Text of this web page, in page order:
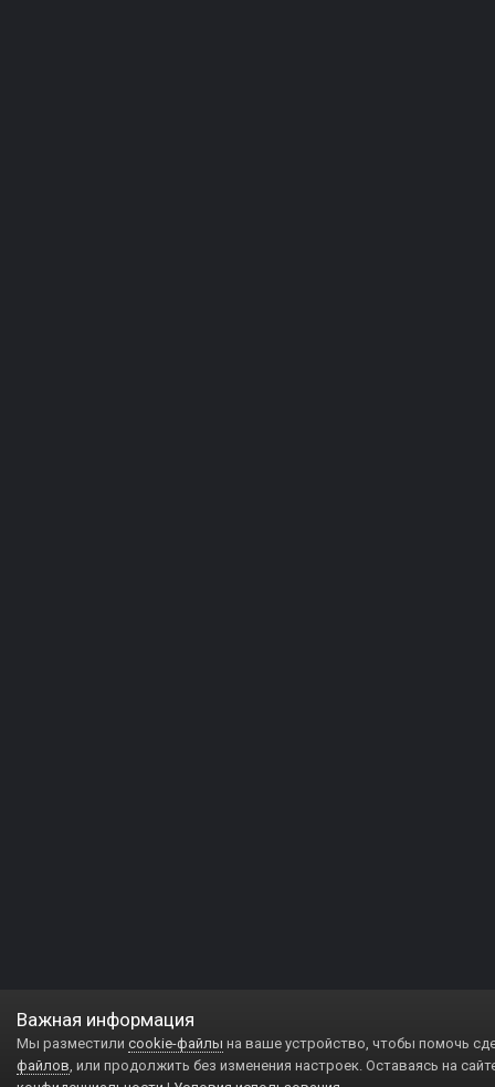
Важная информация
Мы разместили cookie-файлы на ваше устройство, чтобы помочь
файлов, или продолжить без изменения настроек. Оставаясь на